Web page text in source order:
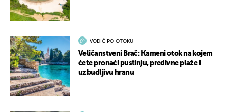
VODIČ PO OTOKU
Veličanstveni Brač: Kameni otok na kojem
ćete pronaći pustinju, predivne plaže i
uzbudljivu hranu